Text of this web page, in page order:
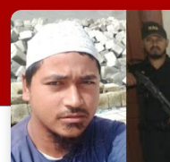
ভিত্তিতে অভিযান
এক সদস্যকে আটক
সূত্রে জানা গেছে,
ভিত্তিতে র‍্যাব-৮,
[…]